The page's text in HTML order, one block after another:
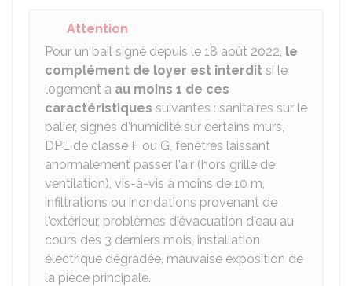
Attention
Pour un bail signé depuis le 18 août 2022, le
complément de loyer est interdit si le
logement a au moins 1 de ces
caractéristiques suivantes : sanitaires sur le
palier, signes d'humidité sur certains murs,
DPE de classe F ou G, fenêtres laissant
anormalement passer l'air (hors grille de
ventilation), vis-à-vis à moins de 10 m,
infiltrations ou inondations provenant de
l'extérieur, problèmes d'évacuation d'eau au
cours des 3 derniers mois, installation
électrique dégradée, mauvaise exposition de
la pièce principale.